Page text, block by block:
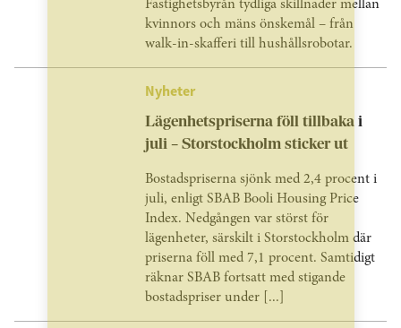
Fastighetsbyrån tydliga skillnader mellan
kvinnors och mäns önskemål – från
walk-in-skafferi till hushållsrobotar.
Nyheter
Lägenhetspriserna föll tillbaka i
juli – Storstockholm sticker ut
Bostadspriserna sjönk med 2,4 procent i
juli, enligt SBAB Booli Housing Price
Index. Nedgången var störst för
lägenheter, särskilt i Storstockholm där
priserna föll med 7,1 procent. Samtidigt
räknar SBAB fortsatt med stigande
bostadspriser under [...]